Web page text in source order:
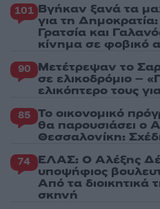
101 Βγήκαν ξανά τα
για τη
Γρατσία και
κίνημα σε φοβικό
90 Μετέτρεψαν το
σε ελικοδρόμιο –
ελικόπτερο τους
85 Το οικονομικό
θα παρουσιάσει ο
Θεσσαλονίκη:
74 ΕΛΑΣ: Ο Αλέξης
υποψήφιος
Από τα διοικητικά
σκηνή